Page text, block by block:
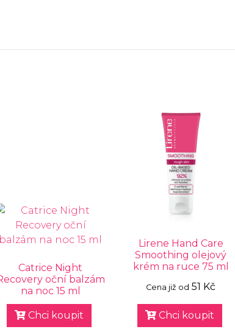
Catrice Night
oční balzám
na noc 15 ml
Chci koupit
Lirene Hand Care
Smoothing olejový
krém na ruce 75 ml
Cena již od 51 Kč
Chci koupit